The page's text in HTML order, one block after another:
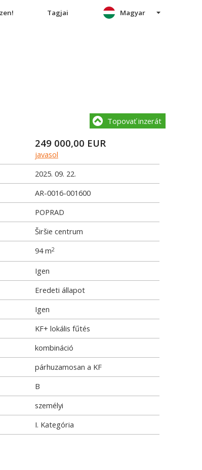
Tagjai Magyar
Topovať inzerát
249 000,00 EUR
javasol
2025. 09. 22.
AR-0016-001600
POPRAD
Širšie centrum
94 m2
Igen
Eredeti állapot
Igen
KF+ lokális fűtés
kombináció
párhuzamosan a KF
B
személyi
I. Kategória